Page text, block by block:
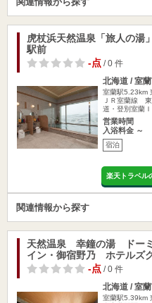
虎杖浜天然温泉「旅人の湯
駅前
-点/ 0 件
北海道 / 室
室蘭駅5.23km
ＪＲ室蘭線
道・登別室蘭
営業時間
入浴料金 ～
宿泊
楽天トラベル
関連情報から探す
天然温泉 幸鐘の湯 ドー
イン・御宿野乃 ホテルズグ
-点/ 0 件
北海道 / 室
室蘭駅5.39km